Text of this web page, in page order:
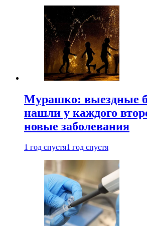
Мурашко: выездные
нашли у каждого
новые заболевания
1 год спустя1 год спустя